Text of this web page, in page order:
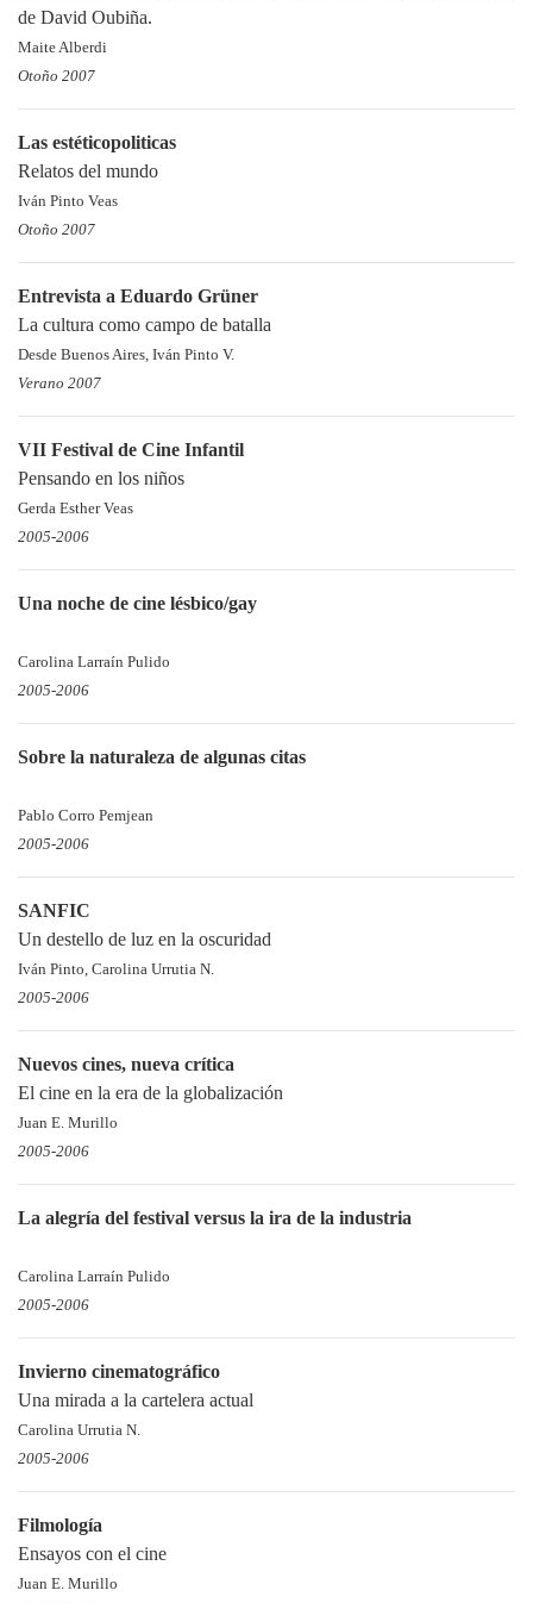
de David Oubiña.
Maite Alberdi
Otoño 2007
Las estéticopoliticas
Relatos del mundo
Iván Pinto Veas
Otoño 2007
Entrevista a Eduardo Grüner
La cultura como campo de batalla
Desde Buenos Aires, Iván Pinto V.
Verano 2007
VII Festival de Cine Infantil
Pensando en los niños
Gerda Esther Veas
2005-2006
Una noche de cine lésbico/gay
Carolina Larraín Pulido
2005-2006
Sobre la naturaleza de algunas citas
Pablo Corro Pemjean
2005-2006
SANFIC
Un destello de luz en la oscuridad
Iván Pinto, Carolina Urrutia N.
2005-2006
Nuevos cines, nueva crítica
El cine en la era de la globalización
Juan E. Murillo
2005-2006
La alegría del festival versus la ira de la industria
Carolina Larraín Pulido
2005-2006
Invierno cinematográfico
Una mirada a la cartelera actual
Carolina Urrutia N.
2005-2006
Filmología
Ensayos con el cine
Juan E. Murillo